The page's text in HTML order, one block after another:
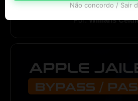
Por:Willians
Não concordo / Sair